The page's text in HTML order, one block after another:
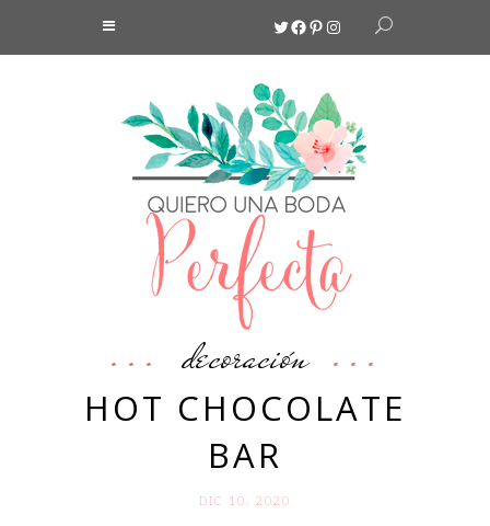
Twitter
Facebook
Pinterest
Instagram
decoración
HOT CHOCOLATE
BAR
DIC 10. 2020